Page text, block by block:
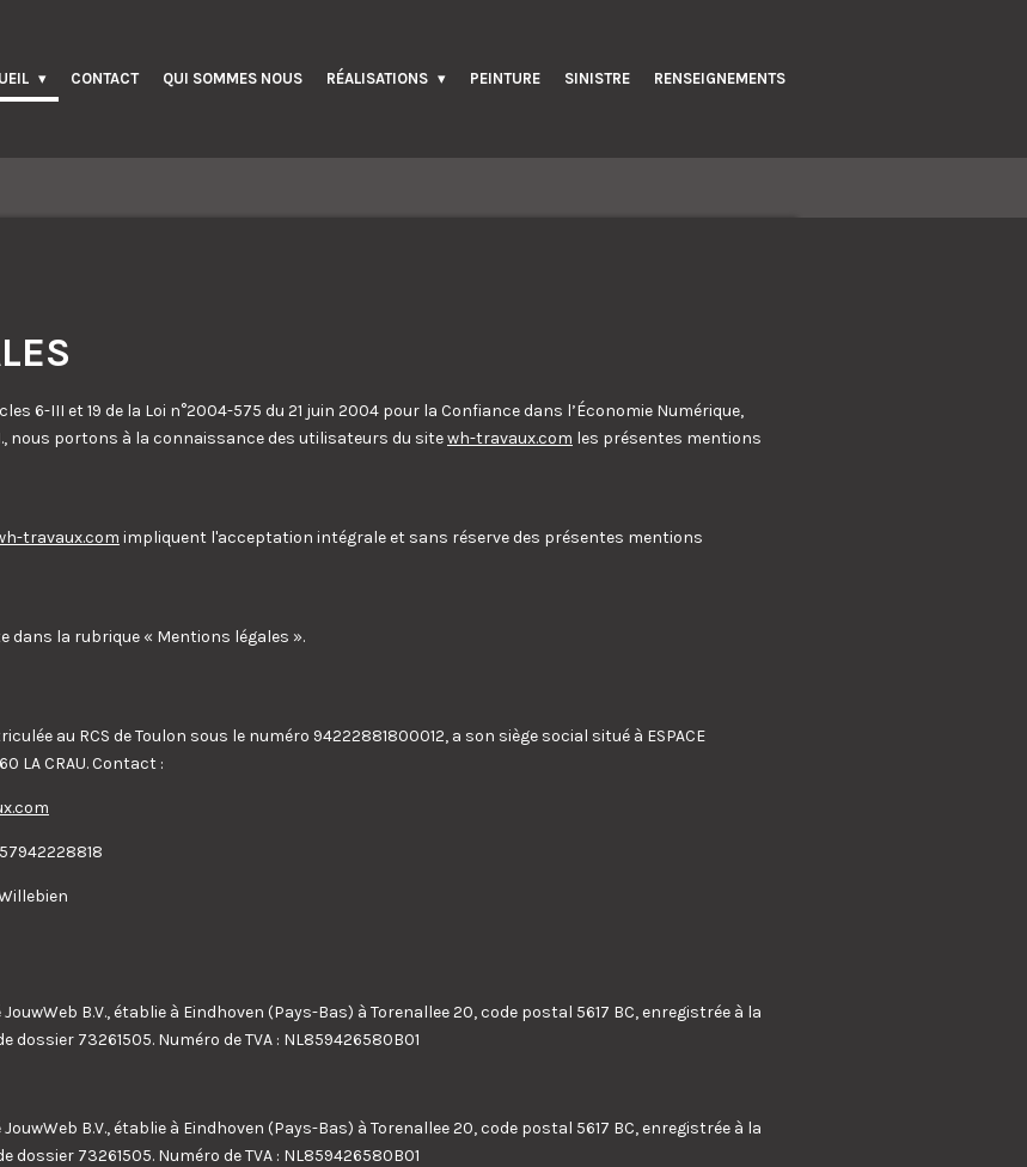
CONTACT QUI SOMMES NOUS RÉALISATIONS PEINTURE SINISTRE RENSEIGNEMENTS
6-III et 19 de la Loi n°2004-575 du 21 juin 2004 pour la Confiance dans l’Économie Numérique,
nous portons à la connaissance des utilisateurs du sitewh-travaux.com les présentes mentions
travaux.com impliquent l'acceptation intégrale et sans réserve des présentes mentions
dans la rubrique « Mentions légales ».
au RCS de Toulon sous le numéro 94222881800012, a son siège social situé à ESPACE
LA CRAU. Contact :
B.V., établie à Eindhoven (Pays-Bas) à Torenallee 20, code postal 5617 BC, enregistrée à la
73261505. Numéro de TVA : NL859426580B01
B.V., établie à Eindhoven (Pays-Bas) à Torenallee 20, code postal 5617 BC, enregistrée à la
73261505. Numéro de TVA : NL859426580B01